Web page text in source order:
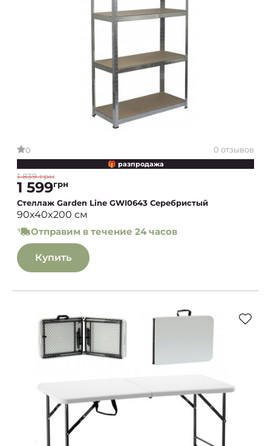
0 0 отзывов
🎁 разпродажа
1 839 грн
1 599грн
Стеллаж Garden Line GWI0643 Серебристый
90x40x200 см
Отправим в течение 24 часов
Купить